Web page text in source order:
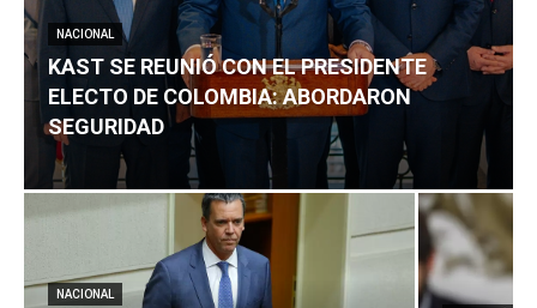
NACIONAL
KAST SE REUNIÓ CON EL PRESIDENTE
ELECTO DE COLOMBIA: ABORDARON
SEGURIDAD
NACIONAL